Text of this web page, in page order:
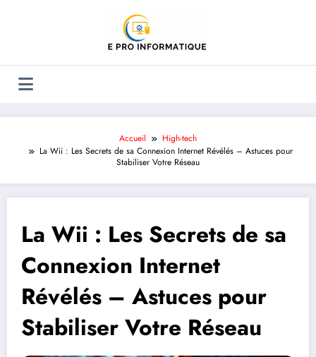
Accueil
High-tech
La Wii : Les Secrets de sa Connexion Internet Révélés – Astuces pour
Stabiliser Votre Réseau
La Wii : Les Secrets de sa
Connexion Internet
Révélés – Astuces pour
Stabiliser Votre Réseau